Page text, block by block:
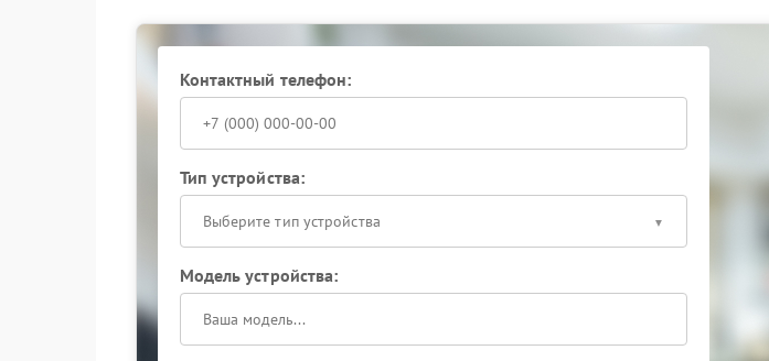
Контактный телефон:
Тип устройства:
Выберите тип устройства
Модель устройства: